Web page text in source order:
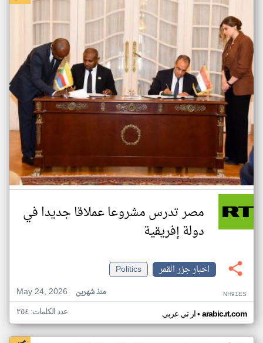
مصر تدرس مشروعا عملاقا جديدا في
دولة إفريقية
اخبار جزر القمر
Politics
May 24, 2026
منذ شهرين NH91ES
ار تي عربي• arabic.rt.com عدد الكلمات: ٢٥٤